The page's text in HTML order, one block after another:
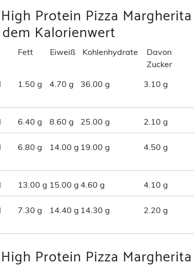
Protein Pizza Margherita
Kalorienwert
Fett Eiweiß Kohlenhydrate
Davon
Zucker
1.50 g 4.70 g 36.00 g 3.10 g
6.40 g 8.60 g 25.00 g 2.10 g
6.80 g 14.00 g 19.00 g 4.50 g
13.00 g 15.00 g 4.60 g 4.10 g
7.30 g 14.40 g 14.30 g 2.20 g
Protein Pizza Margherita